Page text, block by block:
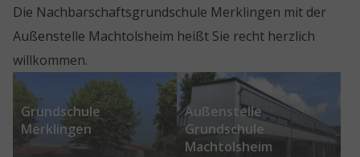
Die Nachbarschaftsgrundschule Merklingen mit der
Außenstelle Machtolsheim heißt Sie recht herzlich
willkommen.
Show larger version for:
Grundschule
Merklingen
Show larger version for:
Außenstelle
Grundschule
Machtolsheim